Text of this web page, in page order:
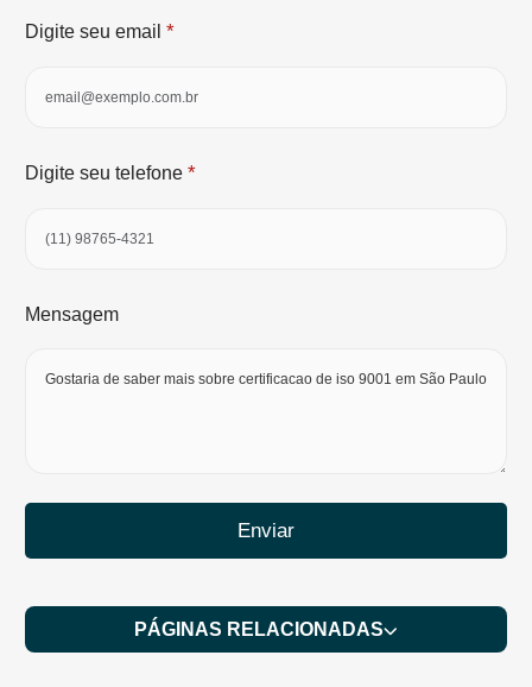
Digite seu email *
Digite seu telefone *
Mensagem
Enviar
PÁGINAS RELACIONADAS